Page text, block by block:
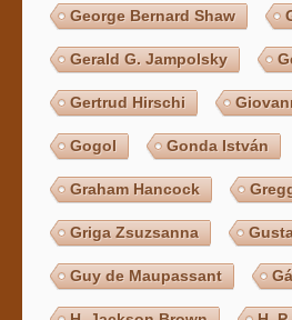
George Bernard Shaw
Gerald G. Jampolsky
Gertrud Hirschi
Gogol Gonda István
Graham Hancock
Griga Zsuzsanna
Guy de Maupassant